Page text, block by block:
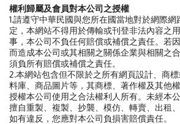
權利歸屬及會員對本公司之授權
1.請遵守中華民國與您所在國當地對於網際
定，本網站不得用於傳輸或刊登非法內容之
事，本公司不負任何賠償或補償之責任。若
而造成本公司或其相關之關係企業與相關之
須負所有賠償或補償之責任。
2.本網站包含但不限於之所有網頁設計、商
料庫、商品圖片等，其商標、著作權及其他
授權本公司使用之合法權利人所有。未經本
擅自重製、複製、抄襲、模仿、轉賣、出租
如有違反，您應對本公司負損害賠償責任。